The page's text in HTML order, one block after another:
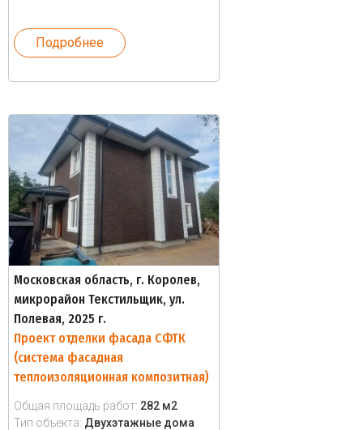
Подробнее
Московская область, г. Королев,
микрорайон Текстильщик, ул.
Полевая, 2025 г.
Проект отделки фасада СФТК
(система фасадная
теплоизоляционная композитная)
Общая площадь работ: 282 м2
Тип объекта: Двухэтажные дома